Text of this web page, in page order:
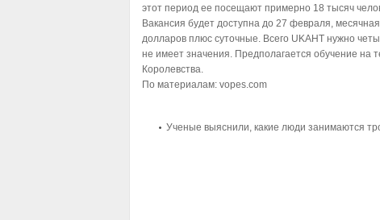
этот период ее посещают примерно 18 тысяч
Вакансия будет доступна до 27 февраля,
долларов плюс суточные. Всего UKAHT нужно
не имеет значения. Предполагается обучение на
Королевства.
По материалам: vopes.com
Ученые выяснили, какие люди занимаются